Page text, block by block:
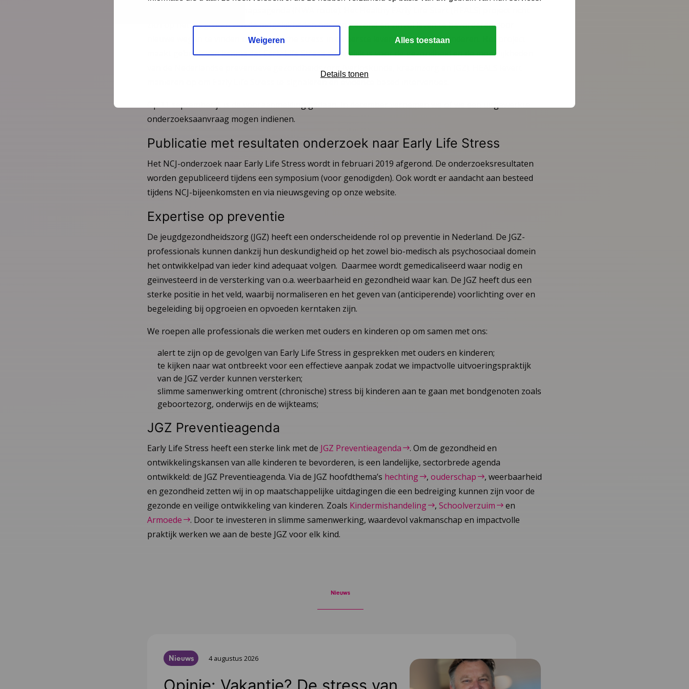
Weigeren Alles toestaan
Details tonen
zich op het vergroten van de mogelijkheden om een gezond en zinvol leven te bevorderen door
nieuwe wegen te vinden om chronische stress in de eerste levensjaren te verminderen. Het project
maakt gebruik van kennis dat Early Life Stress schadelijk is voor de gezondheid en de mogelijkheden
van de Nederlandse preventieve gezondheidszorg (verloskunde, kraamzorg en JGZ). HEALS levert
Op 11 september jl. is de vooraanmelding gedaan. In december vernemen we of we een uitgewerkte
onderzoeksaanvraag mogen indienen.
Publicatie met resultaten onderzoek naar Early Life Stress
Het NCJ-onderzoek naar Early Life Stress wordt in februari 2019 afgerond. De onderzoeksresultaten
worden gepubliceerd tijdens een symposium (voor genodigden). Ook wordt er aandacht aan besteed
tijdens NCJ-bijeenkomsten en via nieuwsgeving op onze website.
Expertise op preventie
De jeugdgezondheidszorg (JGZ) heeft een onderscheidende rol op preventie in Nederland. De JGZ-
professionals kunnen dankzij hun deskundigheid op het zowel bio-medisch als psychosociaal domein
het ontwikkelpad van ieder kind adequaat volgen. Daarmee wordt gemedicaliseerd waar nodig en
geïnvesteerd in de versterking van o.a. weerbaarheid en gezondheid waar kan. De JGZ heeft dus een
sterke positie in het veld, waarbij normaliseren en het geven van (anticiperende) voorlichting over en
begeleiding bij opgroeien en opvoeden kerntaken zijn.
We roepen alle professionals die werken met ouders en kinderen op om samen met ons:
alert te zijn op de gevolgen van Early Life Stress in gesprekken met ouders en kinderen;
te kijken naar wat ontbreekt voor een effectieve aanpak zodat we impactvolle uitvoeringspraktijk
van de JGZ verder kunnen versterken;
slimme samenwerking omtrent (chronische) stress bij kinderen aan te gaan met bondgenoten zoals
geboortezorg, onderwijs en de wijkteams;
JGZ Preventieagenda
Early Life Stress heeft een sterke link met de JGZ Preventieagenda
. Om de gezondheid en
ontwikkelingskansen van alle kinderen te bevorderen, is een landelijke, sectorbrede agenda
ontwikkeld: de JGZ Preventieagenda. Via de JGZ hoofdthema’s hechting , ouderschap
, weerbaarheid
en gezondheid zetten wij in op maatschappelijke uitdagingen die een bedreiging kunnen zijn voor de
gezonde en veilige ontwikkeling van kinderen. Zoals Kindermishandeling , Schoolverzuim
en
Armoede
. Door te investeren in slimme samenwerking, waardevol vakmanschap en impactvolle
praktijk werken we aan de beste JGZ voor elk kind.
Nieuws
Nieuws 4 augustus 2026
Opinie: Vakantie? De stress van